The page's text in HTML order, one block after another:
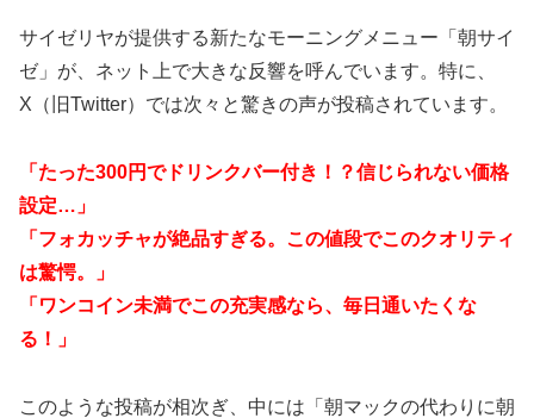
サイゼリヤが提供する新たなモーニングメニュー「朝サイ
ゼ」が、ネット上で大きな反響を呼んでいます。特に、
X（旧Twitter）では次々と驚きの声が投稿されています。
「たった300円でドリンクバー付き！？信じられない価格
設定…」
「フォカッチャが絶品すぎる。この値段でこのクオリティ
は驚愕。」
「ワンコイン未満でこの充実感なら、毎日通いたくな
る！」
このような投稿が相次ぎ、中には「朝マックの代わりに朝